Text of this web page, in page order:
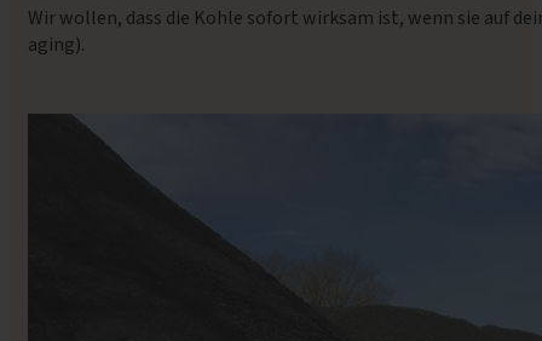
Wir wollen, dass die Kohle sofort wirksam ist, wenn sie auf
aging).